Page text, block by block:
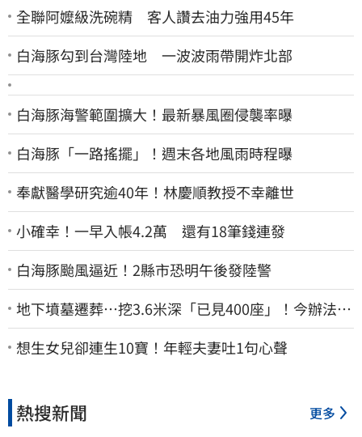
全聯阿嬤級洗碗精 客人讚去油力強用45年
白海豚勾到台灣陸地 一波波雨帶開炸北部
白海豚海警範圍擴大！最新暴風圈侵襲率曝
白海豚「一路搖擺」！週末各地風雨時程曝
奉獻醫學研究逾40年！林慶順教授不幸離世
小確幸！一早入帳4.2萬 還有18筆錢連發
白海豚颱風逼近！2縣市恐明午後發陸警
地下墳墓遷葬…挖3.6米深「已見400座」！今辦法會
安撫祖先
想生女兒卻連生10寶！年輕夫妻吐1句心聲
熱搜新聞 更多